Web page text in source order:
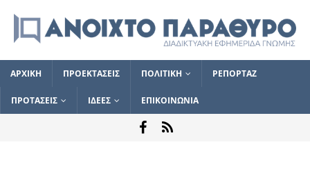
ΑΡΧΙΚΗ ΠΡΟΕΚΤΑΣΕΙΣ ΠΟΛΙΤΙΚΗ ΡΕΠΟΡΤΑΖ
ΠΡΟΤΑΣΕΙΣ ΙΔΕΕΣ ΕΠΙΚΟΙΝΩΝΙΑ